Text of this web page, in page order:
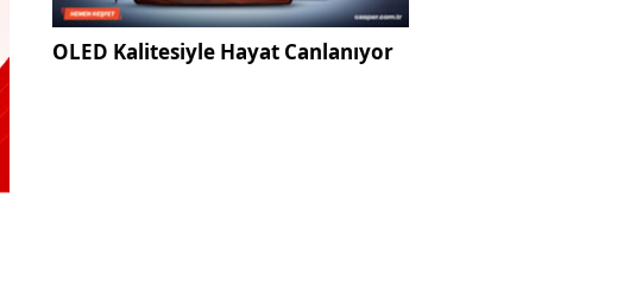
OLED Kalitesiyle Hayat Canlanıyor